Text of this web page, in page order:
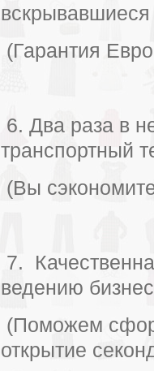
(Гарантия
6. Два раза в
транспортный
(Вы
7.
ведению
(Поможем
открытие